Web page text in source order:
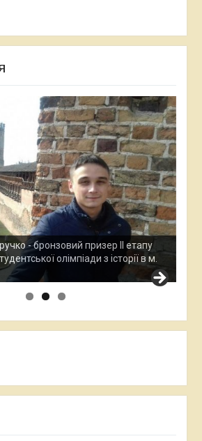
призер ІІ етапу
олімпади з історії в м.